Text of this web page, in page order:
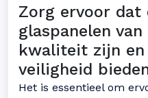
Zorg ervoor dat
glaspanelen van
kwaliteit zijn en
veiligheid
Het is essentieel om